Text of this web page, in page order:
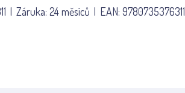
Záruka: 24 měsíců EAN: 9780735376311